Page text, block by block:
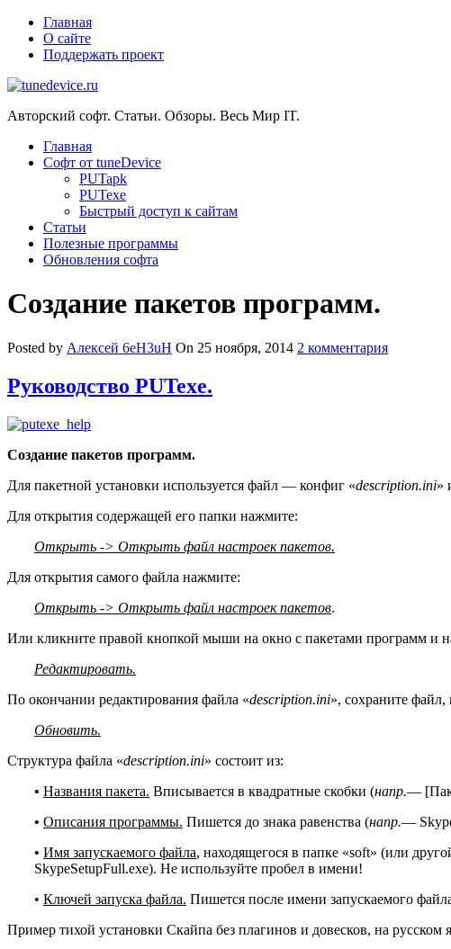
Главная
О сайте
Поддержать проект
Авторский софт. Статьи. Обзоры. Весь Мир IT.
Главная
Софт от tuneDevice
PUTapk
PUTexe
Быстрый доступ к сайтам
Cтатьи
Полезные программы
Обновления софта
Создание пакетов программ.
Posted by Алексей 6eH3uH On 25 ноября, 2014 2 комментария
Руководство PUTexe.
Создание пакетов программ.
Для пакетной установки используется файл — конфиг «description.ini»
Для открытия содержащей его папки нажмите:
Открыть -> Открыть файл настроек пакетов.
Для открытия самого файла нажмите:
Открыть -> Открыть файл настроек пакетов.
Или кликните правой кнопкой мыши на окно с пакетами программ и
Редактировать.
По окончании редактирования файла «description.ini», сохраните
Обновить.
Структура файла «description.ini» состоит из:
• Названия пакета. Вписывается в квадратные скобки (напр.—
• Описания программы. Пишется до знака равенства (напр.—
• Имя запускаемого файла, находящегося в папке «soft» (или
SkypeSetupFull.exe). Не используйте пробел в имени!
• Ключей запуска файла. Пишется после имени запускаемого
Пример тихой установки Скайпа без плагинов и довесков, на русском